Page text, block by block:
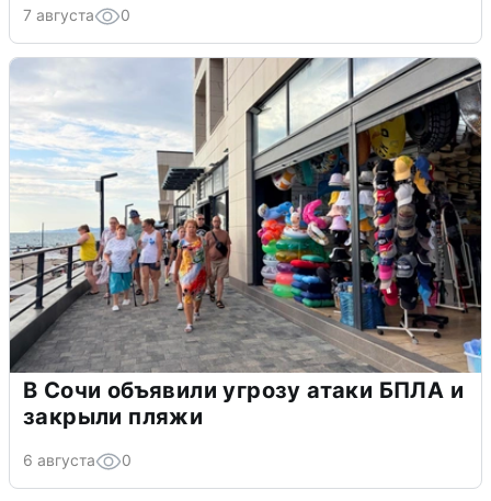
7 августа 0
В Сочи объявили угрозу атаки БПЛА и
закрыли пляжи
6 августа 0